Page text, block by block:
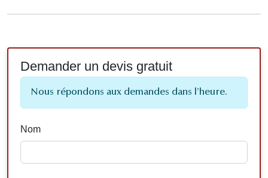
Demander un devis gratuit
Nous répondons aux demandes dans l'heure.
Nom